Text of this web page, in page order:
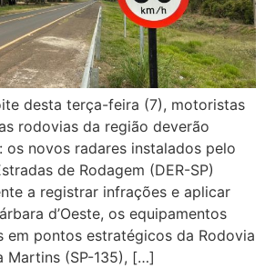
desta terça-feira (7), motoristas
rodovias da região deverão
os novos radares instalados pelo
de Rodagem (DER-SP)
a registrar infrações e aplicar
d’Oeste, os equipamentos
em pontos estratégicos da Rodovia
Martins (SP-135), […]